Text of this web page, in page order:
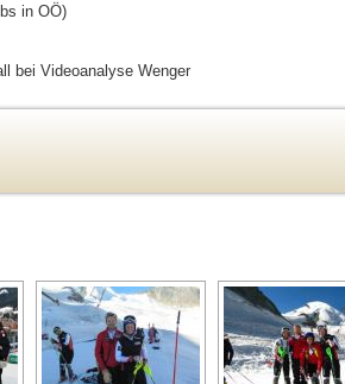
in OÖ)
bei Videoanalyse Wenger